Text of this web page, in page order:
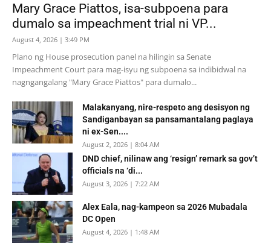
Mary Grace Piattos, isa-subpoena para
dumalo sa impeachment trial ni VP...
August 4, 2026 | 3:49 PM
Plano ng House prosecution panel na hilingin sa Senate
Impeachment Court para mag-isyu ng subpoena sa indibidwal na
nagngangalang "Mary Grace Piattos" para dumalo...
Malakanyang, nire-respeto ang desisyon ng
Sandiganbayan sa pansamantalang paglaya
ni ex-Sen....
August 2, 2026 | 8:04 AM
DND chief, nilinaw ang ‘resign’ remark sa gov’t
officials na ‘di...
August 3, 2026 | 7:22 AM
Alex Eala, nag-kampeon sa 2026 Mubadala
DC Open
August 4, 2026 | 1:48 AM